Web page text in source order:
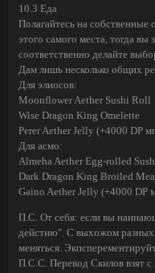
10.3 Еда
Полагайтесь на
этого самого места, тогда
соответственно делайте
Дам лишь несколько общих
Для элиосов:
Moonflower Aether Sushi Roll
Wise Dragon King Omelette
Perer Aether Jelly (+4000 DP
Для асмо:
Almeha Aether Egg-rolled
Dark Dragon King Broiled
Gaino Aether Jelly (+4000 DP
П.С. От себя: если вы
дейстию". С выхожом разных
меняться.
П.С.С. Перевод Скилов взят с